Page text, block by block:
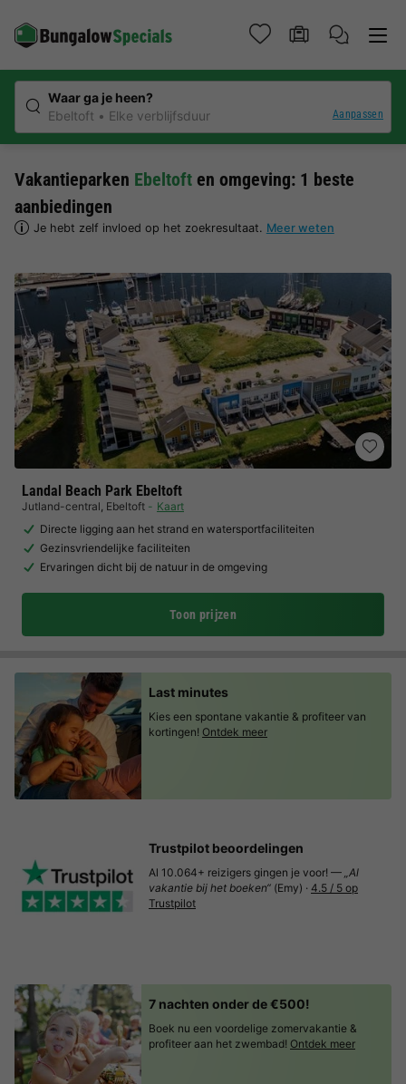
Waar ga je heen?
Ebeltoft
Elke verblijfsduur Aanpassen
Vakantieparken Ebeltoft en omgeving: 1 beste
aanbiedingen
Je hebt zelf invloed op het zoekresultaat. Meer weten
Landal Beach Park Ebeltoft
Jutland-central, Ebeltoft
Kaart
Directe ligging aan het strand en watersportfaciliteiten
Gezinsvriendelijke faciliteiten
Ervaringen dicht bij de natuur in de omgeving
Toon prijzen
Last minutes
Kies een spontane vakantie & profiteer van
kortingen! Ontdek meer
Trustpilot beoordelingen
Al 10.064+ reizigers gingen je voor! — „Al
vakantie bij het boeken“ (Emy) · 4.5 / 5 op
Trustpilot
7 nachten onder de €500!
Boek nu een voordelige zomervakantie &
profiteer aan het zwembad! Ontdek meer